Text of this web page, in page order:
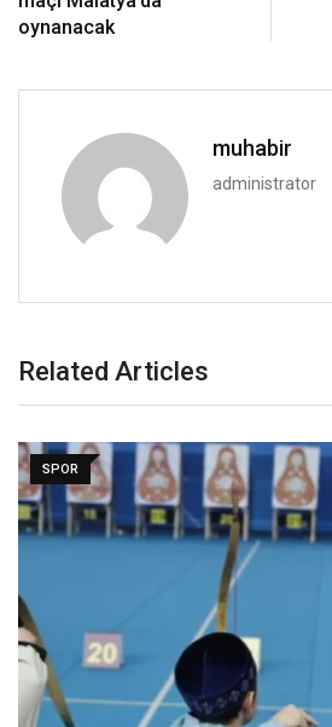
oynanacak
muhabir
administrator
Related Articles
SPOR